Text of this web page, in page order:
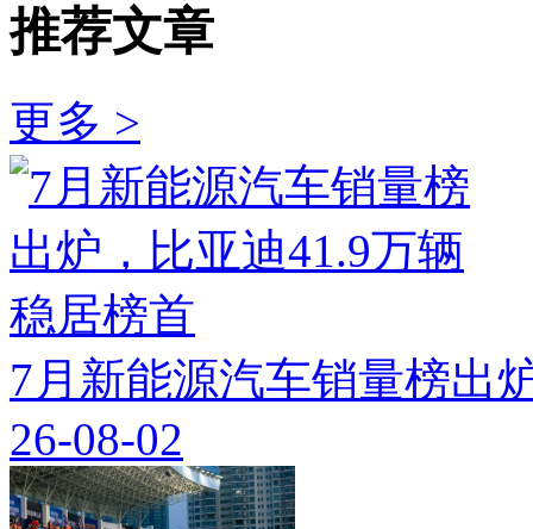
推荐文章
更多 >
7月新能源汽车销量榜出
26-08-02